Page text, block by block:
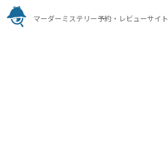
マーダーミステリー予約・レビューサイト